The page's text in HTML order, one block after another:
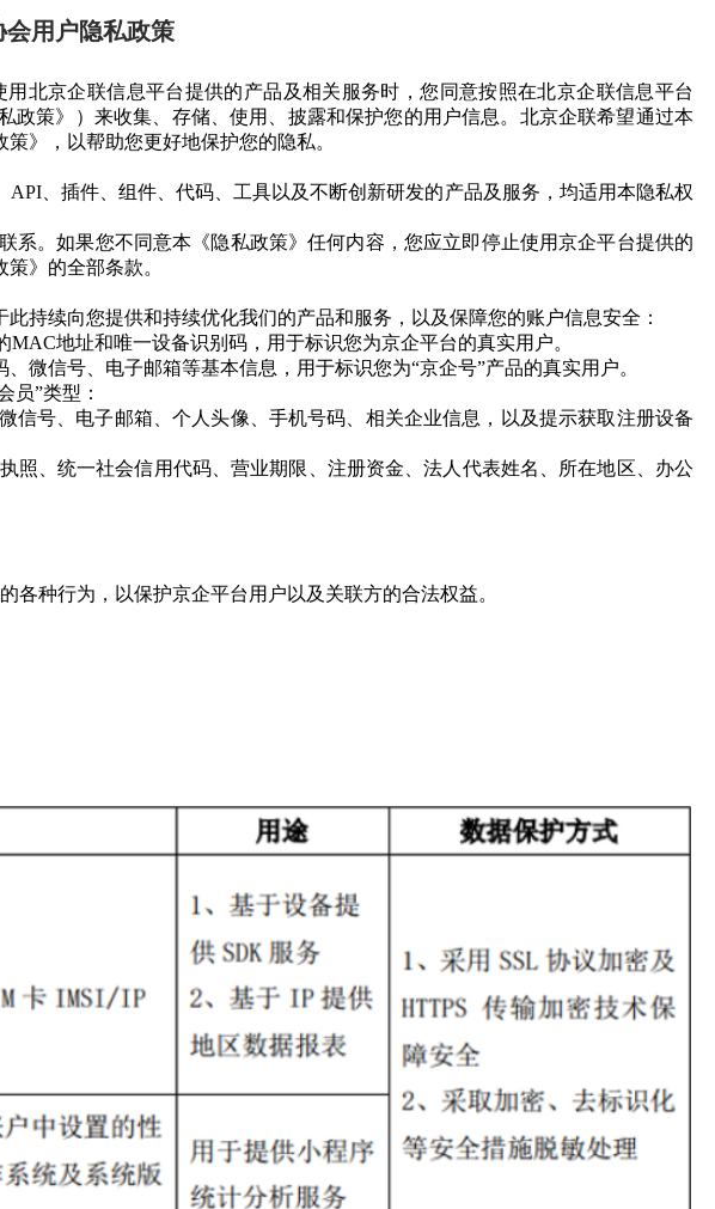
用户隐私政策
北京企联信息平台提供的产品及相关服务时，您同意按照在北京企联信息平台
政策》）来收集、存储、使用、披露和保护您的用户信息。北京企联希望通过本
》，以帮助您更好地保护您的隐私。
、插件、组件、代码、工具以及不断创新研发的产品及服务，均适用本隐私权
。如果您不同意本《隐私政策》任何内容，您应立即停止使用京企平台提供的
》的全部条款。
持续向您提供和持续优化我们的产品和服务，以及保障您的账户信息安全：
地址和唯一设备识别码，用于标识您为京企平台的真实用户。
微信号、电子邮箱等基本信息，用于标识您为“京企号”产品的真实用户。
员”类型：
号、电子邮箱、个人头像、手机号码、相关企业信息，以及提示获取注册设备
照、统一社会信用代码、营业期限、注册资金、法人代表姓名、所在地区、办公
各种行为，以保护京企平台用户以及关联方的合法权益。